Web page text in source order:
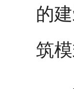
的
筑